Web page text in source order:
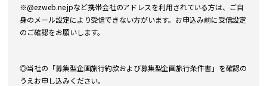
※@ezweb.ne.jpなど携帯会社のアドレスを利用されている方は、ご自
身のメール設定により受信できない方がいます。お申込み前に受信設定
のご確認をお願いします。
◎当社の「募集型企画旅行約款および募集型企画旅行条件書」を確認の
うえお申し込みください。